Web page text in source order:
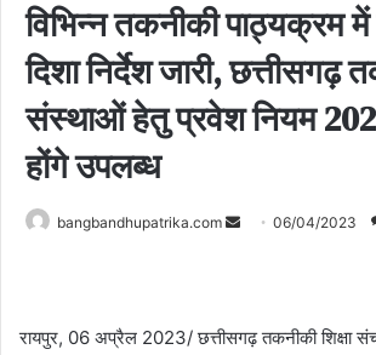
विभिन्न तकनीकी पाठ्यक्रम
दिशा निर्देश जारी, छत्तीसगढ़
संस्थाओं हेतु प्रवेश नियम
होंगे उपलब्ध
bangbandhupatrika.com
Send06/04/2023
रायपुर, 06 अप्रैल 2023/ छत्तीसगढ़ तकनीकी शिक्षा